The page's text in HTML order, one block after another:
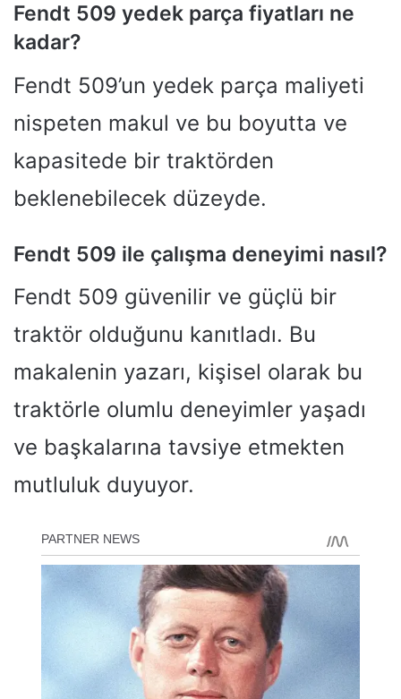
Fendt 509 yedek parça fiyatları ne
kadar?
Fendt 509’un yedek parça maliyeti
nispeten makul ve bu boyutta ve
kapasitede bir traktörden
beklenebilecek düzeyde.
Fendt 509 ile çalışma deneyimi nasıl?
Fendt 509 güvenilir ve güçlü bir
traktör olduğunu kanıtladı. Bu
makalenin yazarı, kişisel olarak bu
traktörle olumlu deneyimler yaşadı
ve başkalarına tavsiye etmekten
mutluluk duyuyor.